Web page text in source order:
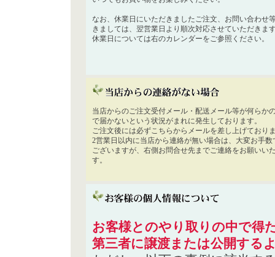
なお、休業日にいただきましたご注文、お問い合わせ
きましては、翌営業日より順次対応させていただきま
休業日については右のカレンダーをご参照ください。
当店からのご注文受付メール・配送メール等が何らか
で届かないという状況がまれに発生しております。
ご注文後には必ずこちらからメールを差し上げており
2営業日以内に当店から連絡が無い場合は、大変お手数
ございますが、右側お問合せ先までご連絡をお願いい
す。
お客様とのやり取りの中で得
第三者に譲渡または公開する